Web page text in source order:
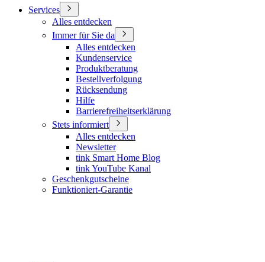
Services
Alles entdecken
Immer für Sie da
Alles entdecken
Kundenservice
Produktberatung
Bestellverfolgung
Rücksendung
Hilfe
Barrierefreiheitserklärung
Stets informiert
Alles entdecken
Newsletter
tink Smart Home Blog
tink YouTube Kanal
Geschenkgutscheine
Funktioniert-Garantie